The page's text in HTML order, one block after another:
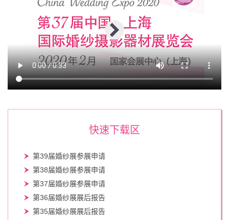
快速下载区
第39届婚纱展参展申请
第38届婚纱展参展申请
第37届婚纱展参展申请
第36届婚纱展展后报告
第35届婚纱展展后报告